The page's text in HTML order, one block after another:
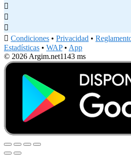



 Condiciones • Privacidad •
Estadísticas • WAP• App
© 2026 Argim.net1143 ms